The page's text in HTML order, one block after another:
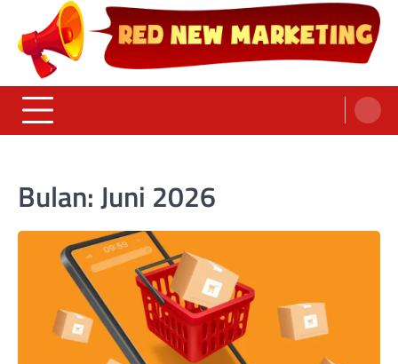
content
Red News Marketing
Sumber Fakta & Berita Masa Kini
Bulan:Juni 2026